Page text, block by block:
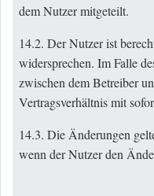
dem Nutzer mitgeteilt.
14.2. Der Nutzer ist
widersprechen. Im Falle
zwischen dem Betreiber
Vertragsverhältnis mit
14.3. Die Änderungen
wenn der Nutzer den